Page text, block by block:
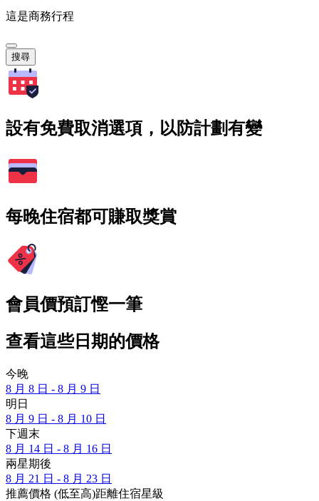
這是商務行程
搜尋
設有免費取消選項，以防計劃有變
每晚住宿都可賺取獎賞
會員價預訂慳一筆
查看這些日期的價格
今晚
8 月 8 日 - 8 月 9 日
明日
8 月 9 日 - 8 月 10 日
下週末
8 月 14 日 - 8 月 16 日
兩星期後
8 月 21 日 - 8 月 23 日
推薦價格 (低至高)距離住宿星級